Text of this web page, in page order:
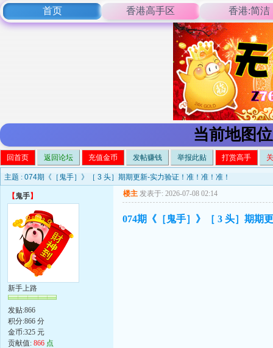
首页 香港高手区 香港:简洁
当前地图
回首页 返回论坛 充值金币 发帖赚钱 举报此贴 打赏高手
主题 : 074期《［鬼手］》［ 3 头］期期更新-实力验证！准！准！准！
【鬼手】
新手上路
发贴:866
积分:866 分
金币:325 元
贡献值: 866 点
楼主 发表于: 2026-07-08 02:14
074期《［鬼手］》［ 3 头］期期